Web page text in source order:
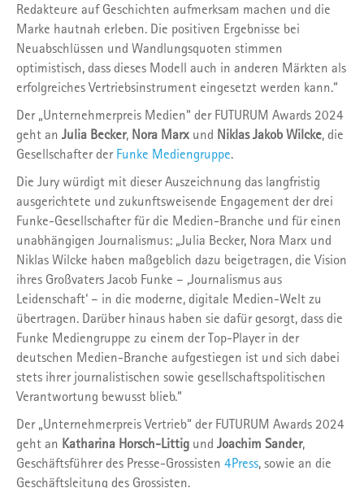
Redakteure auf Geschichten aufmerksam machen und die
Marke hautnah erleben. Die positiven Ergebnisse bei
Neuabschlüssen und Wandlungsquoten stimmen
optimistisch, dass dieses Modell auch in anderen Märkten als
erfolgreiches Vertriebsinstrument eingesetzt werden kann.“
Der „Unternehmerpreis Medien“ der FUTURUM Awards 2024
geht an Julia Becker, Nora Marx und Niklas Jakob Wilcke, die
Gesellschafter der Funke Mediengruppe.
Die Jury würdigt mit dieser Auszeichnung das langfristig
ausgerichtete und zukunftsweisende Engagement der drei
Funke-Gesellschafter für die Medien-Branche und für einen
unabhängigen Journalismus: „Julia Becker, Nora Marx und
Niklas Wilcke haben maßgeblich dazu beigetragen, die Vision
ihres Großvaters Jacob Funke – ‚Journalismus aus
Leidenschaft‘ – in die moderne, digitale Medien-Welt zu
übertragen. Darüber hinaus haben sie dafür gesorgt, dass die
Funke Mediengruppe zu einem der Top-Player in der
deutschen Medien-Branche aufgestiegen ist und sich dabei
stets ihrer journalistischen sowie gesellschaftspolitischen
Verantwortung bewusst blieb.“
Der „Unternehmerpreis Vertrieb“ der FUTURUM Awards 2024
geht an Katharina Horsch-Littig und Joachim Sander,
Geschäftsführer des Presse-Grossisten 4Press, sowie an die
Geschäftsleitung des Grossisten.